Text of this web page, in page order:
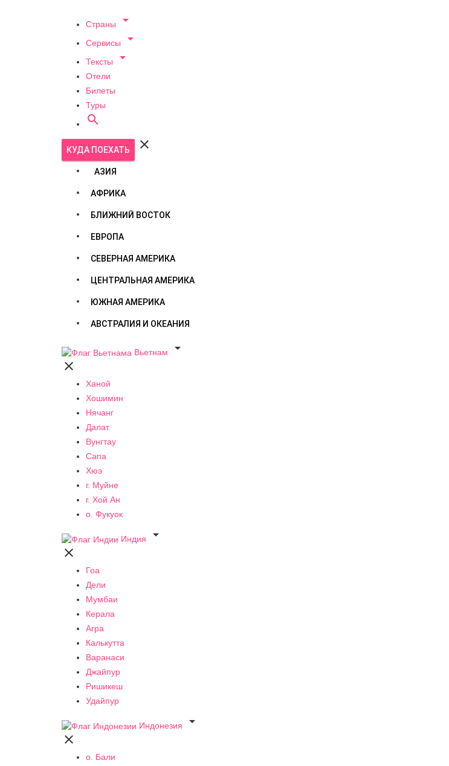
Страны 
Сервисы 
Тексты 
Отели
Билеты
Туры

КУДА ПОЕХАТЬ 
АЗИЯ
АФРИКА
БЛИЖНИЙ ВОСТОК
ЕВРОПА
СЕВЕРНАЯ АМЕРИКА
ЦЕНТРАЛЬНАЯ АМЕРИКА
ЮЖНАЯ АМЕРИКА
АВСТРАЛИЯ И ОКЕАНИЯ
Вьетнам


Ханой
Хошимин
Нячанг
Далат
Вунгтау
Сапа
Хюэ
г. Муйне
г. Хой Ан
о. Фукуок
Индия


Гоа
Дели
Мумбаи
Керала
Агра
Калькутта
Варанаси
Джайпур
Ришикеш
Удайпур
Индонезия


о. Бали